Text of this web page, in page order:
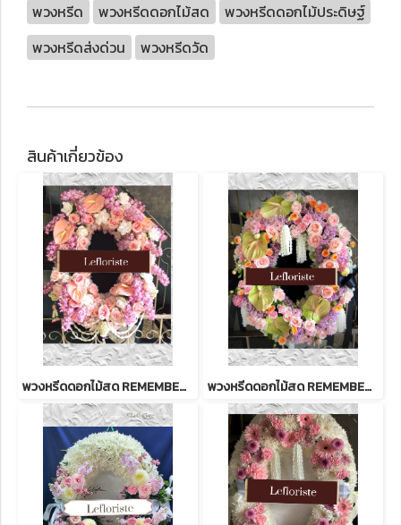
พวงหรีด พวงหรีดดอกไม้สด
พวงหรีดดอกไม้ประดิษฐ์
พวงหรีดส่งด่วน
พวงหรีดวัด
สินค้าเกี่ยวข้อง
พวงหรีดดอกไม้สด REMEMBER 37 พวงหรีดดอกไม้สด REMEMBER 38 ดีไซน์สง่างาม | บริการส่งด่วนถึงวัด